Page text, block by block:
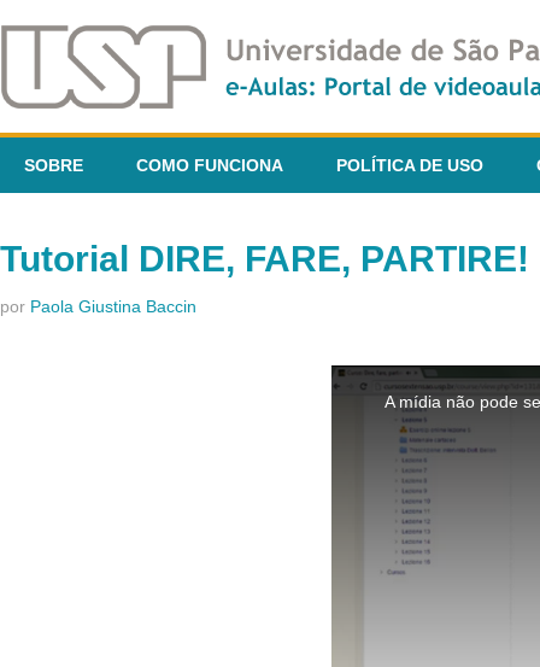
SOBRE COMO FUNCIONA POLÍTICA DE USO
Tutorial DIRE, FARE, PARTIRE!
por Paola Giustina Baccin
This
A mídia não pode